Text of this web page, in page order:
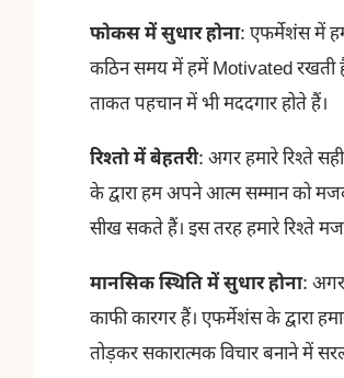
फोकस में सुधार होना: एफर्मेशंस में
कठिन समय में हमें Motivated रखती
ताकत पहचान में भी मददगार होते हैं।
रिश्तो में बेहतरी: अगर हमारे रिश्ते
के द्वारा हम अपने आत्म सम्मान को
सीख सकते हैं। इस तरह हमारे रिश्ते
मानसिक स्थिति में सुधार होना: अगर
काफी कारगर हैं। एफर्मेशंस के द्वारा
तोड़कर सकारात्मक विचार बनाने में